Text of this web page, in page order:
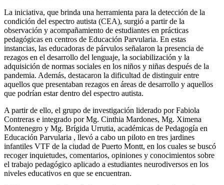
La iniciativa, que brinda una herramienta para la detección de la
condición del espectro autista (CEA), surgió a partir de la
observación y acompañamiento de estudiantes en prácticas
pedagógicas en centros de Educación Parvularia. En estas
instancias, las educadoras de párvulos señalaron la presencia de
rezagos en el desarrollo del lenguaje, la sociabilización y la
adquisición de normas sociales en los niños y niñas después de la
pandemia. Además, destacaron la dificultad de distinguir entre
aquellos que presentaban rezagos en áreas de desarrollo y aquellos
que podrían estar dentro del espectro autista.
A partir de ello, el grupo de investigación liderado por Fabiola
Contreras e integrado por Mg. Cinthia Mardones, Mg. Ximena
Montenegro y Mg. Brígida Urrutia, académicas de Pedagogía en
Educación Parvularia , llevó a cabo un piloto en tres jardines
infantiles VTF de la ciudad de Puerto Montt, en los cuales se buscó
recoger inquietudes, comentarios, opiniones y conocimientos sobre
el trabajo pedagógico aplicado a estudiantes neurodiversos en los
niveles educativos en que se encuentran.